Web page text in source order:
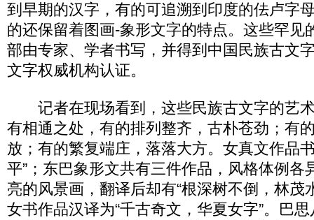
到早期的汉字，有的可追溯到印度的佉卢字
的还保留着图画-象形文字的特点。这些罕见
部由专家、学者书写，并得到中国民族古文
文字权威机构认证。
记者在现场看到，这些民族古文字的艺
有相通之处，有的排列整齐，古朴苍劲；有
放；有的繁复端庄，落落大方。女真文作品
平”；东巴象形文共有三件作品，风格体例各
亮的风景画，翻译后却有“根深树不倒，林茂
女书作品汉译为“千古奇文，华夏女字”。巴